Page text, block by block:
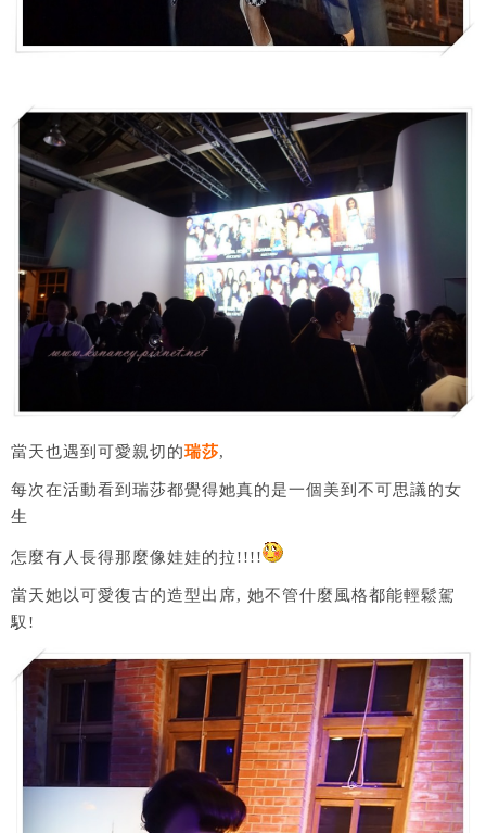
當天也遇到可愛親切的瑞莎,
每次在活動看到瑞莎都覺得她真的是一個美到不可思議的女
生
怎麼有人長得那麼像娃娃的拉!!!!
當天她以可愛復古的造型出席, 她不管什麼風格都能輕鬆駕
馭!